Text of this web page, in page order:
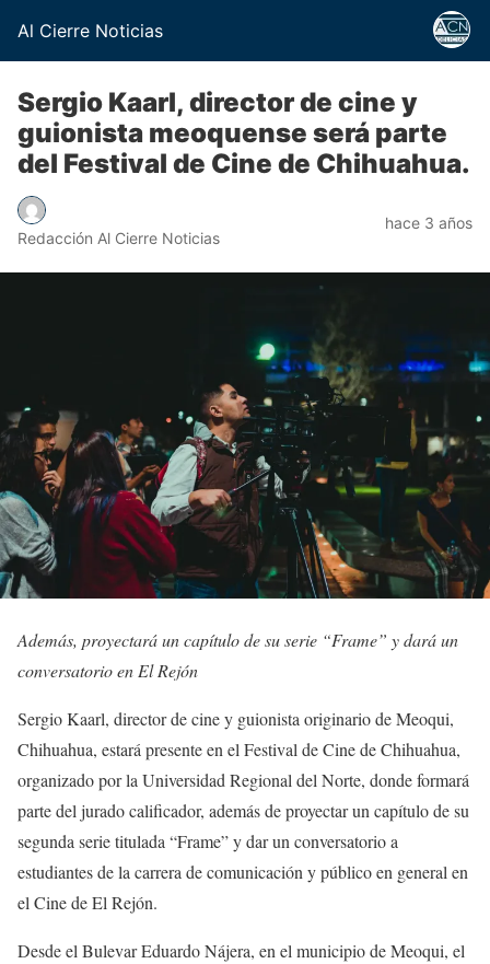
Al Cierre Noticias
Sergio Kaarl, director de cine y
guionista meoquense será parte
del Festival de Cine de Chihuahua.
Redacción Al Cierre Noticias
hace 3 años
Además, proyectará un capítulo de su serie “Frame” y dará un
conversatorio en El Rejón
Sergio Kaarl, director de cine y guionista originario de Meoqui,
Chihuahua, estará presente en el Festival de Cine de Chihuahua,
organizado por la Universidad Regional del Norte, donde formará
parte del jurado calificador, además de proyectar un capítulo de su
segunda serie titulada “Frame” y dar un conversatorio a
estudiantes de la carrera de comunicación y público en general en
el Cine de El Rejón.
Desde el Bulevar Eduardo Nájera, en el municipio de Meoqui, el